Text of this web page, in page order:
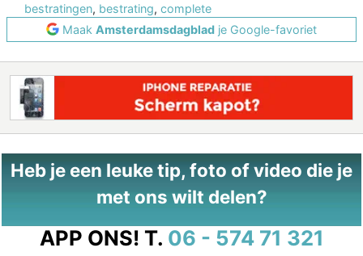
bestratingen, bestrating, complete
Maak Amsterdamsdagblad je Google-favoriet
Heb je een leuke tip, foto of video die je
met ons wilt delen?
APP ONS! T. 06 - 574 71 321